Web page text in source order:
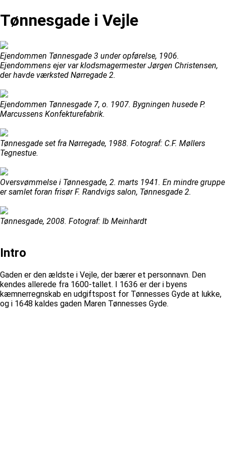
Tønnesgade i Vejle
Ejendommen Tønnesgade 3 under opførelse, 1906.
Ejendommens ejer var klodsmagermester Jørgen Christensen,
der havde værksted Nørregade 2.
Ejendommen Tønnesgade 7, o. 1907. Bygningen husede P.
Marcussens Konfekturefabrik.
Tønnesgade set fra Nørregade, 1988. Fotograf: C.F. Møllers
Tegnestue.
Oversvømmelse i Tønnesgade, 2. marts 1941. En mindre gruppe
er samlet foran frisør F. Randvigs salon, Tønnesgade 2.
Tønnesgade, 2008. Fotograf: Ib Meinhardt
Intro
Gaden er den ældste i Vejle, der bærer et personnavn. Den
kendes allerede fra 1600-tallet. I 1636 er der i byens
kæmnerregnskab en udgiftspost for Tønnesses Gyde at lukke,
og i 1648 kaldes gaden Maren Tønnesses Gyde.